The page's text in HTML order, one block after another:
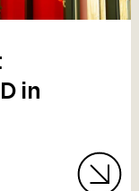
in